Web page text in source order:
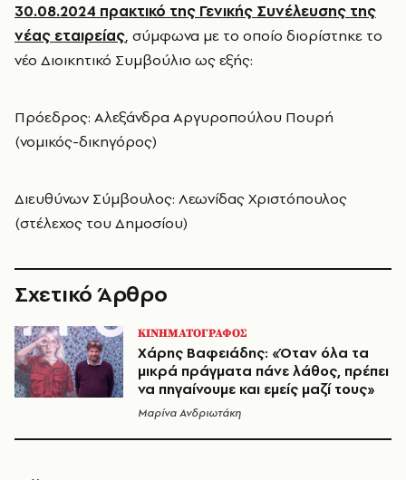
30.08.2024 πρακτικό της Γενικής Συνέλευσης της
νέας εταιρείας, σύμφωνα με το οποίο διορίστηκε το
νέο Διοικητικό Συμβούλιο ως εξής:
Πρόεδρος: Αλεξάνδρα Αργυροπούλου Πουρή
(νομικός-δικηγόρος)
Διευθύνων Σύμβουλος: Λεωνίδας Χριστόπουλος
(στέλεχος του Δημοσίου)
Σχετικό Άρθρο
ΚΙΝΗΜΑΤΟΓΡΑΦΟΣ
Χάρης Βαφειάδης: «Όταν όλα τα
μικρά πράγματα πάνε λάθος, πρέπει
να πηγαίνουμε και εμείς μαζί τους»
Μαρίνα Ανδριωτάκη